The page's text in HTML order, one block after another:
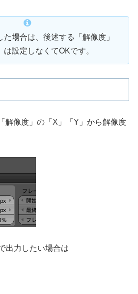
場合は、後述する「解像度」
は設定しなくてOKです。
解像度」の「X」「Y」から解像度
出力したい場合は